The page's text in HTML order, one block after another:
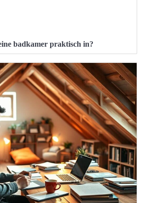
badkamer praktisch in?